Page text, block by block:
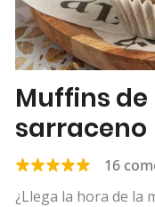
Muffins
sarraceno
16
¿Llega la hora de la